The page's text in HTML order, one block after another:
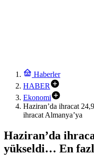
Haberler
HABER
Ekonomi
Haziran’da ihracat
ihracat Almanya’ya
Haziran’da
yükseldi… En